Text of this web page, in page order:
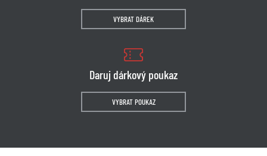
VYBRAT DÁREK
Daruj dárkový poukaz
VYBRAT POUKAZ